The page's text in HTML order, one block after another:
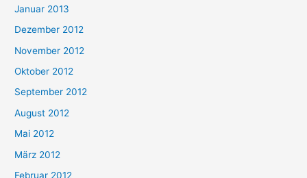
Januar 2013
Dezember 2012
November 2012
Oktober 2012
September 2012
August 2012
Mai 2012
März 2012
Februar 2012